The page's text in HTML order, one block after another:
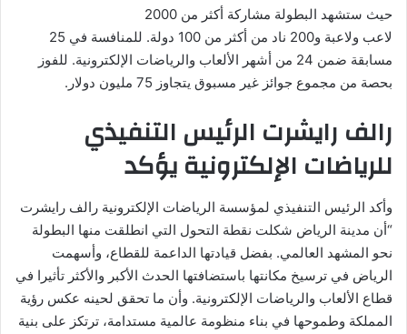
حيث ستشهد البطولة مشاركة أكثر من 2000
لاعب ولاعبة و200 ناد من أكثر من 100 دولة. للمنافسة في 25
مسابقة ضمن 24 من أشهر الألعاب والرياضات الإلكترونية. للفوز
بحصة من مجموع جوائز غير مسبوق يتجاوز 75 مليون دولار.
رالف رايشرت الرئيس التنفيذي
للرياضات الإلكترونية يؤكد
وأكد الرئيس التنفيذي لمؤسسة الرياضات الإلكترونية رالف رایشرت
“أن مدينة الرياض شکلت نقطة التحول التي انطلقت منها البطولة
نحو المشهد العالمي. بفضل قيادتها الداعمة للقطاع، وأسهمت
الرياض في ترسیخ مكانتها باستضافتها الحدث الأكبر والأكثر تأثيرا في
قطاع الألعاب والرياضات الإلكترونية. وأن ما تحقق لحينه عکس رؤية
المملكة وطموحها في بناء منظومة عالمية مستدامة، ترتكز على بنية